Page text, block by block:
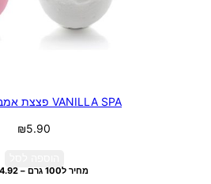
VANILLA SPA פצצת אמבט 120 גרם
₪5.90
מחיר ל100 גרם – 4.92 ש"ח